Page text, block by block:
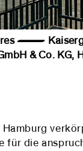
—
& Co. KG,
für die